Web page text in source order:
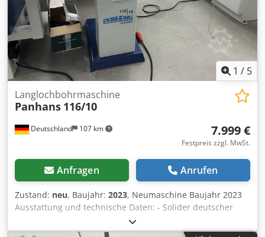
1 / 5
Deutschland 107 km
Langlochbohrmaschine
Panhans 116/10
7.999 €
Festpreis zzgl. MwSt.
Anfragen Anrufen
Zustand: neu, Baujahr: 2023, Neumaschine Baujahr 2023
Ausstattung und technische Daten: - Solider deutscher
Maschinenbau - Professionelles Langlochfräsen und
präzises Dübelbohren feststehender Tisch, leichtgängiger